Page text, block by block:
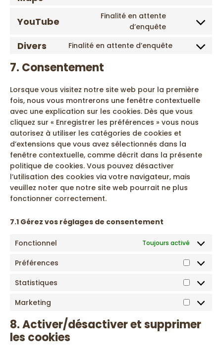
service
YouTube
Finalité en attente
d’enquête
Consent
service
Divers Finalité en attente d’enquête
Consent
7. Consentement
Lorsque vous visitez notre site web pour la première
fois, nous vous montrerons une fenêtre contextuelle
avec une explication sur les cookies. Dès que vous
cliquez sur « Enregistrer les préférences » vous nous
autorisez à utiliser les catégories de cookies et
d’extensions que vous avez sélectionnés dans la
fenêtre contextuelle, comme décrit dans la présente
politique de cookies. Vous pouvez désactiver
l’utilisation des cookies via votre navigateur, mais
veuillez noter que notre site web pourrait ne plus
fonctionner correctement.
7.1 Gérez vos réglages de consentement
Fonctionnel Toujours activé
Préférences
Statistiques
Marketing
8. Activer/désactiver et supprimer
les cookies